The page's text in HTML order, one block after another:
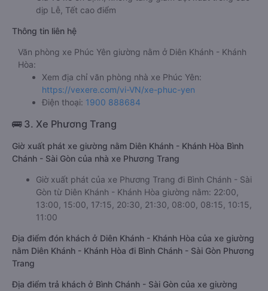
dịp Lễ, Tết cao điểm
Thông tin liên hệ
Văn phòng xe Phúc Yên giường nằm ở Diên Khánh - Khánh
Hòa:
Xem địa chỉ văn phòng nhà xe Phúc Yên:
https://vexere.com/vi-VN/xe-phuc-yen
Điện thoại: 1900 888684
🚌 3. Xe Phương Trang
Giờ xuất phát xe giường nằm Diên Khánh - Khánh Hòa Bình
Chánh - Sài Gòn của nhà xe Phương Trang
Giờ xuất phát của xe Phương Trang đi Bình Chánh - Sài
Gòn từ Diên Khánh - Khánh Hòa giường nằm: 22:00,
13:00, 15:00, 17:15, 20:30, 21:30, 08:00, 08:15, 10:15,
11:00
Địa điểm đón khách ở Diên Khánh - Khánh Hòa của xe giường
nằm Diên Khánh - Khánh Hòa đi Bình Chánh - Sài Gòn Phương
Trang
Địa điểm trả khách ở Bình Chánh - Sài Gòn của xe giường